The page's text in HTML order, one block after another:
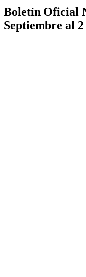
Boletín Oficial
Septiembre al